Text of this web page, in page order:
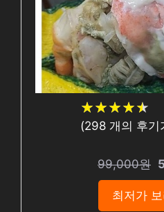
★★★★★
★★★★★
(298 개의 후기
99,000원
최저가